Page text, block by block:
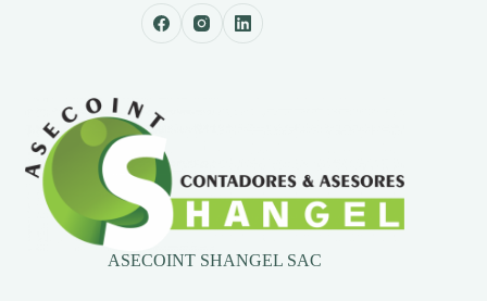
ASECOINT SHANGEL SAC